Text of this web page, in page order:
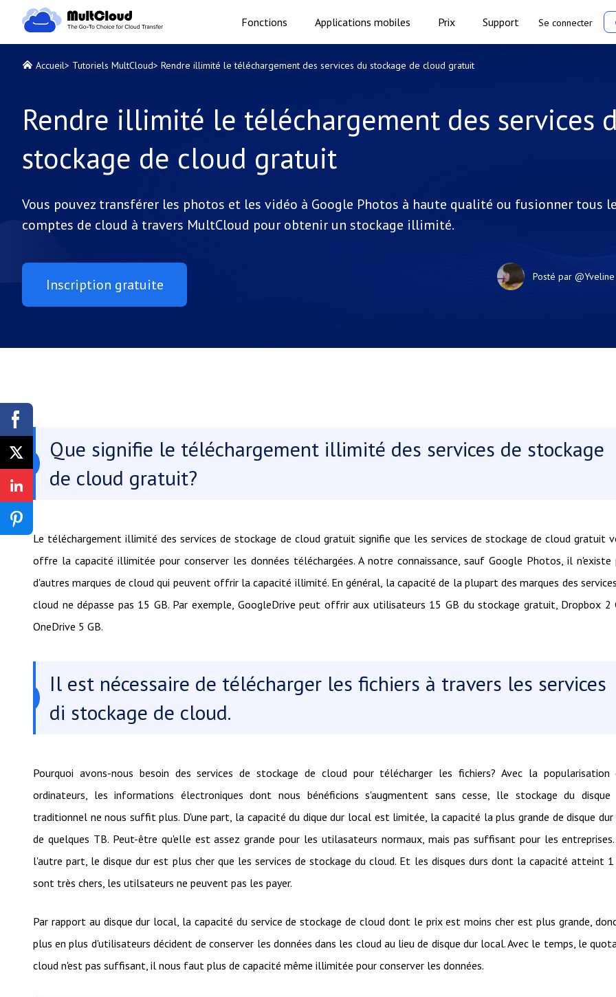
Fonctions Applications mobiles Prix Support Se connecter
Accueil> Tutoriels MultCloud> Rendre illimité le téléchargement des services du stockage de cloud gratuit
Rendre illimité le téléchargement des services
stockage de cloud gratuit
Vous pouvez transférer les photos et les vidéo à Google Photos à haute qualité ou fusionner tous
comptes de cloud à travers MultCloud pour obtenir un stockage illimité.
Inscription gratuite Posté par @Yveline
Que signifie le téléchargement illimité des services de stockage
de cloud gratuit?
Le téléchargement illimité des services de stockage de cloud gratuit signifie que les services de stockage de cloud gratuit
offre la capacité illimitée pour conserver les données téléchargées. A notre connaissance, sauf Google Photos, il n'existe
d'autres marques de cloud qui peuvent offrir la capacité illimité. En général, la capacité de la plupart des marques des
cloud ne dépasse pas 15 GB. Par exemple, GoogleDrive peut offrir aux utilisateurs 15 GB du stockage gratuit, Dropbox 2
OneDrive 5 GB.
Il est nécessaire de télécharger les fichiers à travers les services
di stockage de cloud.
Pourquoi avons-nous besoin des services de stockage de cloud pour télécharger les fichiers? Avec la popularisation
ordinateurs, les informations électroniques dont nous bénéficions s'augmentent sans cesse, lle stockage du disque
traditionnel ne nous suffit plus. D'une part, la capacité du dique dur local est limitée, la capacité la plus grande de disque
de quelques TB. Peut-être qu'elle est assez grande pour les utilasateurs normaux, mais pas suffisant pour les
l'autre part, le disque dur est plus cher que les services de stockage du cloud. Et les disques durs dont la capacité atteint
sont très chers, les utilsateurs ne peuvent pas les payer.
Par rapport au disque dur local, la capacité du service de stockage de cloud dont le prix est moins cher est plus grande,
plus en plus d'utilisateurs décident de conserver les données dans les cloud au lieu de disque dur local. Avec le temps, le
cloud n'est pas suffisant, il nous faut plus de capacité même illimitée pour conserver les données.